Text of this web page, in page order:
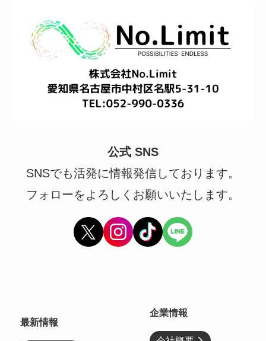
公式 SNS
SNSでも活発に情報発信しております。
フォローをよろしくお願いいたします。
最新情報
企業情報